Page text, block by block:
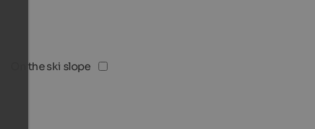
On the ski slope